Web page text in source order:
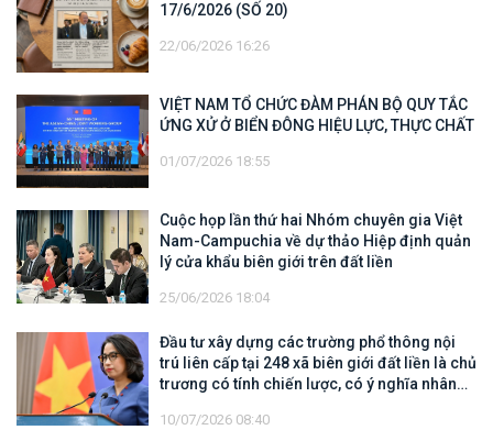
17/6/2026 (SỐ 20)
22/06/2026 16:26
VIỆT NAM TỔ CHỨC ĐÀM PHÁN BỘ QUY TẮC
ỨNG XỬ Ở BIỂN ĐÔNG HIỆU LỰC, THỰC CHẤT
01/07/2026 18:55
Cuộc họp lần thứ hai Nhóm chuyên gia Việt
Nam-Campuchia về dự thảo Hiệp định quản
lý cửa khẩu biên giới trên đất liền
25/06/2026 18:04
Đầu tư xây dựng các trường phổ thông nội
trú liên cấp tại 248 xã biên giới đất liền là chủ
trương có tính chiến lược, có ý nghĩa nhân
10/07/2026 08:40